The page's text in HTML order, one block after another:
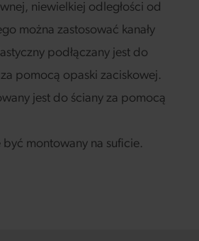
niewielkiej odległości od
można zastosować kanały
podłączany jest do
pomocą opaski zaciskowej.
jest do ściany za pomocą
montowany na suficie.